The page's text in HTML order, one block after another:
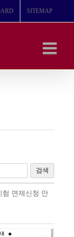
SITEMAP
검색
험 면제신청 안